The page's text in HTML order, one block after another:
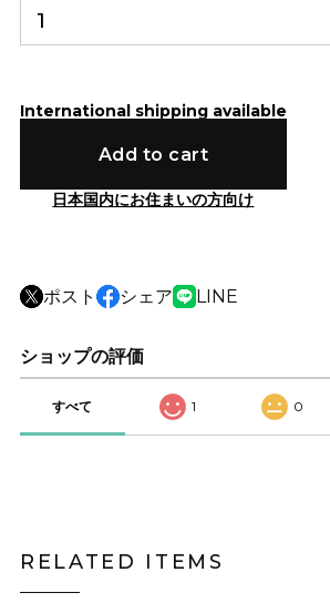
International shipping available
Add to cart
日本国内にお住まいの方向け
ポスト シェア LINE
ショップの評価
すべて 1 0
RELATED ITEMS